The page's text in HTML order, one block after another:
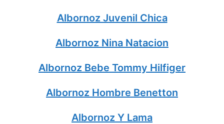
Albornoz Juvenil Chica
Albornoz Nina Natacion
Albornoz Bebe Tommy Hilfiger
Albornoz Hombre Benetton
Albornoz Y Lama